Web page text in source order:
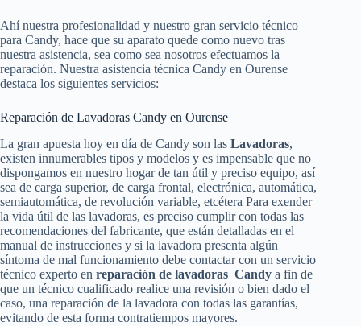
Ahí nuestra profesionalidad y nuestro gran servicio técnico
para Candy, hace que su aparato quede como nuevo tras
nuestra asistencia, sea como sea nosotros efectuamos la
reparación. Nuestra asistencia técnica Candy en Ourense
destaca los siguientes servicios:
Reparación de Lavadoras Candy en Ourense
La gran apuesta hoy en día de Candy son las Lavadoras,
existen innumerables tipos y modelos y es impensable que no
dispongamos en nuestro hogar de tan útil y preciso equipo, así
sea de carga superior, de carga frontal, electrónica, automática,
semiautomática, de revolución variable, etcétera Para exender
la vida útil de las lavadoras, es preciso cumplir con todas las
recomendaciones del fabricante, que están detalladas en el
manual de instrucciones y si la lavadora presenta algún
síntoma de mal funcionamiento debe contactar con un servicio
técnico experto en reparación de lavadoras Candy a fin de
que un técnico cualificado realice una revisión o bien dado el
caso, una reparación de la lavadora con todas las garantías,
evitando de esta forma contratiempos mayores.